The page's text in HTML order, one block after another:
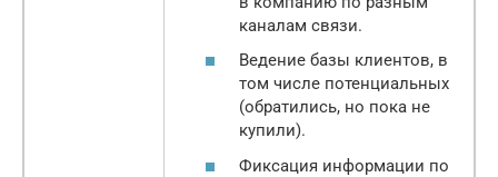
каналам связи.
Ведение базы клиентов, в
том числе потенциальных
(обратились, но пока не
купили).
Фиксация информации по